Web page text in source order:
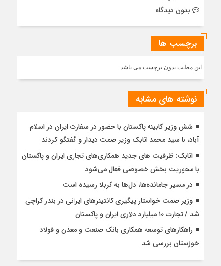
بدون دیدگاه
برچسب ها
این مطلب بدون برچسب می باشد.
نوشته های مشابه
شش وزیر کابینه پاکستان با حضور در سفارت ایران در اسلام
آباد، با سيد محمد اتابك وزير صمت ديدار و گفتگو كردند
اتابک: ظرفیت های جدید همکاری‌های تجاری ایران و پاکستان
با محوریت بخش خصوصی فعال می‌شود
در مسیر جا‌مانده‌ها، دل‌ها به کربلا رسیده است
وزیر صمت خواستار پیگیری کانتینرهای ایرانی در بندر کراچی
شد / تجارت ۱۰ میلیارد دلاری ایران و پاکستان
راهکارهای توسعه همکاری بانک صنعت و معدن و فولاد
خوزستان بررسی شد